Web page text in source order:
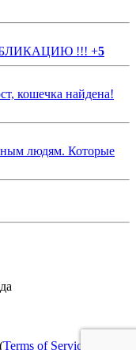
!!! +5
кошечка найдена!
людям. Которые
Terms of Service